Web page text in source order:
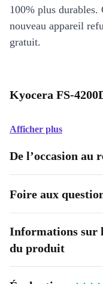
100% plus durables.
nouveau appareil
gratuit.
Kyocera FS-
Afficher plus
De l’occasion au
Foire aux
Informations sur
du produit